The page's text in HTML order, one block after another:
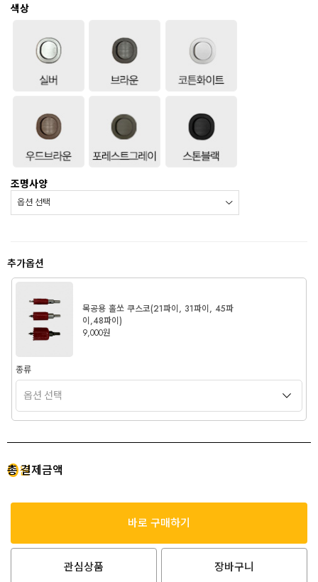
색상
조명사양
추가옵션
목공용 홀쏘 쿠스코(21파이, 31파이, 45파
이,48파이)
9,000원
종류
총 결제금액
0원
바로 구매하기
관심상품 장바구니